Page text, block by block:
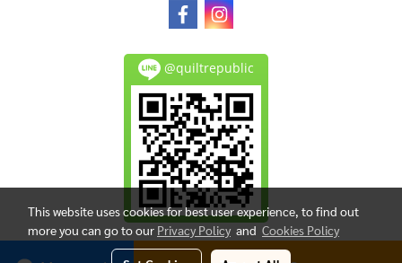
@quiltrepublic
Copy right by makewebeasy.com
This website uses cookies for best user experience, to find out
more you can go to our Privacy Policy and Cookies Policy